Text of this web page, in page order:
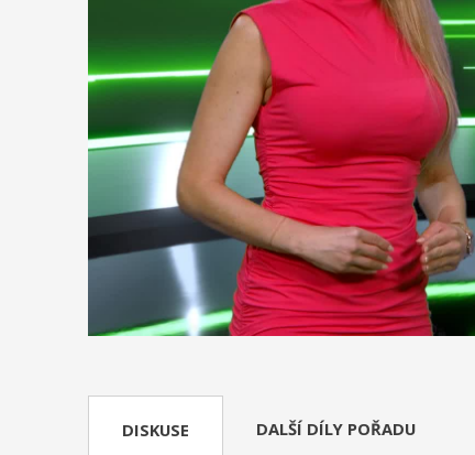
DISKUSE DALŠÍ DÍLY POŘADU